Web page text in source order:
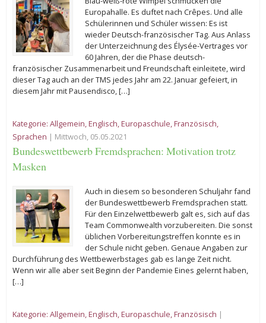
Europahalle. Es duftet nach Crêpes. Und alle
Schülerinnen und Schüler wissen: Es ist
wieder Deutsch-französischer Tag. Aus Anlass
der Unterzeichnung des Élysée-Vertrages vor
60 Jahren, der die Phase deutsch-
französischer Zusammenarbeit und Freundschaft einleitete, wird
dieser Tag auch an der TMS jedes Jahr am 22. Januar gefeiert, in
diesem Jahr mit Pausendisco, […]
Kategorie: Allgemein,Englisch,Europaschule,Französisch,
Sprachen | Mittwoch, 05.05.2021
Bundeswettbewerb Fremdsprachen: Motivation trotz
Masken
Auch in diesem so besonderen Schuljahr fand
der Bundeswettbewerb Fremdsprachen statt.
Für den Einzelwettbewerb galt es, sich auf das
Team Commonwealth vorzubereiten. Die sonst
üblichen Vorbereitungstreffen konnte es in
der Schule nicht geben. Genaue Angaben zur
Durchführung des Wettbewerbstages gab es lange Zeit nicht.
Wenn wir alle aber seit Beginn der Pandemie Eines gelernt haben,
[…]
Kategorie: Allgemein,Englisch,Europaschule,Französisch |